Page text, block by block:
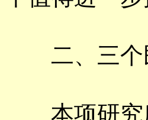
二、三个
本项研究